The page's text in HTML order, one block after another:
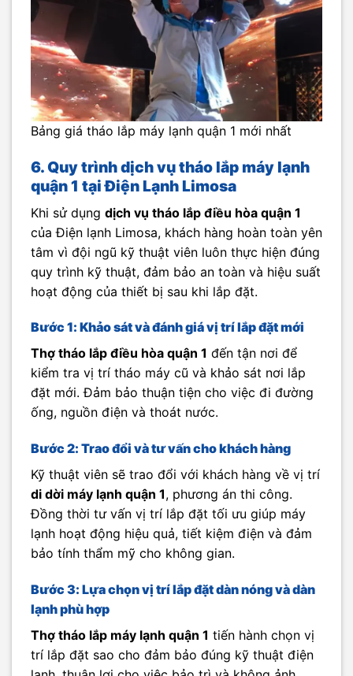
Bảng giá tháo lắp máy lạnh quận 1 mới nhất
6. Quy trình dịch vụ tháo lắp máy lạnh
quận 1 tại Điện Lạnh Limosa
Khi sử dụng dịch vụ tháo lắp điều hòa quận 1
của Điện lạnh Limosa, khách hàng hoàn toàn yên
tâm vì đội ngũ kỹ thuật viên luôn thực hiện đúng
quy trình kỹ thuật, đảm bảo an toàn và hiệu suất
hoạt động của thiết bị sau khi lắp đặt.
Bước 1: Khảo sát và đánh giá vị trí lắp đặt mới
Thợ tháo lắp điều hòa quận 1 đến tận nơi để
kiểm tra vị trí tháo máy cũ và khảo sát nơi lắp
đặt mới. Đảm bảo thuận tiện cho việc đi đường
ống, nguồn điện và thoát nước.
Bước 2: Trao đổi và tư vấn cho khách hàng
Kỹ thuật viên sẽ trao đổi với khách hàng về vị trí
di dời máy lạnh quận 1, phương án thi công.
Đồng thời tư vấn vị trí lắp đặt tối ưu giúp máy
lạnh hoạt động hiệu quả, tiết kiệm điện và đảm
bảo tính thẩm mỹ cho không gian.
Bước 3: Lựa chọn vị trí lắp đặt dàn nóng và dàn
lạnh phù hợp
Thợ tháo lắp máy lạnh quận 1 tiến hành chọn vị
trí lắp đặt sao cho đảm bảo đúng kỹ thuật điện